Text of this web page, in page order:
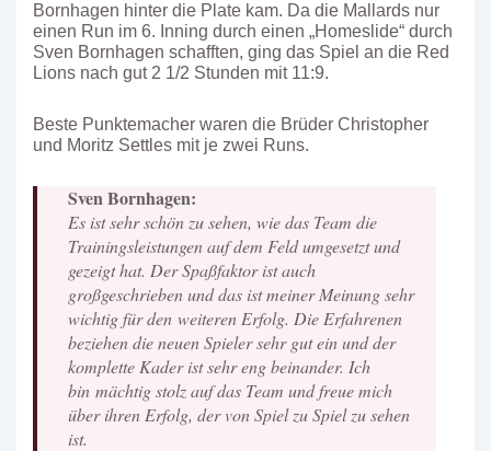
Bornhagen hinter die Plate kam. Da die Mallards nur
einen Run im 6. Inning durch einen „Homeslide“ durch
Sven Bornhagen schafften, ging das Spiel an die Red
Lions nach gut 2 1/2 Stunden mit 11:9.
Beste Punktemacher waren die Brüder Christopher
und Moritz Settles mit je zwei Runs.
Sven Bornhagen:
Es ist sehr schön zu sehen, wie das Team die
Trainingsleistungen auf dem Feld umgesetzt und
gezeigt hat. Der Spaßfaktor ist auch
großgeschrieben und das ist meiner Meinung sehr
wichtig für den weiteren Erfolg. Die Erfahrenen
beziehen die neuen Spieler sehr gut ein und der
komplette Kader ist sehr eng beinander. Ich
bin mächtig stolz auf das Team und freue mich
über ihren Erfolg, der von Spiel zu Spiel zu sehen
ist.